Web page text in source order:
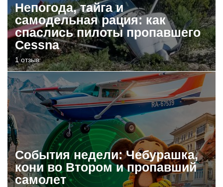
Непогода, тайга и
самодельная рация: как
спаслись пилоты пропавшего
Cessna
1 отзыв
События недели: Чебурашка,
кони во Втором и пропавший
самолет